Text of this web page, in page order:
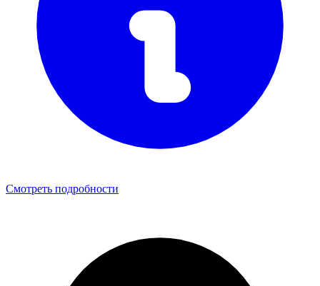
Смотреть подробности